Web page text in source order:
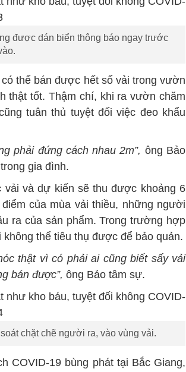
được dán biển thông báo ngay trước
thể bán được hết số vải trong vườn
thật tốt. Thậm chí, khi ra vườn chăm
tuân thủ tuyệt đối việc đeo khẩu
phải đứng cách nhau 2m”, ông Bảo
gia đình.
vải và dự kiến sẽ thu được khoảng 6
của mùa vải thiều, những người
ra của sản phẩm. Trong trường hợp
thể tiêu thụ được để bảo quản.
thật vì có phải ai cũng biết sấy vải
bán được”, ông Bảo tâm sự.
chặt chẽ người ra, vào vùng vải.
COVID-19 bùng phát tại Bắc Giang,